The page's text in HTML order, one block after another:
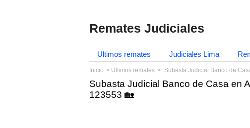
Remates Judiciales
Ultimos remates Judiciales Lima
Inicio Últimos remates Subasta Judicial Banco de
Subasta Judicial Banco de Casa en
123553 🏡